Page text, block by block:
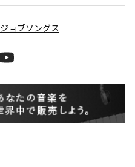
ジョブソングス